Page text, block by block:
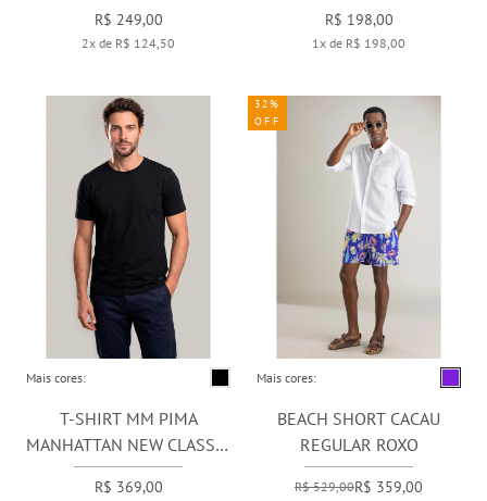
R$ 249,00
2x de R$ 124,50
R$ 198,00
1x de R$ 198,00
Mais cores:
T-SHIRT MM PIMA
MANHATTAN NEW CLASSIC
PRETO FOSCO
R$ 369,00
Mais cores:
BEACH SHORT CACAU
REGULAR ROXO
R$ 529,00R$ 359,00
32%
OFF